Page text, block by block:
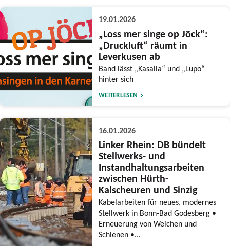
19.01.2026
„Loss mer singe op Jöck“:
„Druckluft“ räumt in
Leverkusen ab
Band lässt „Kasalla“ und „Lupo“
hinter sich
WEITERLESEN
16.01.2026
Linker Rhein: DB bündelt
Stellwerks- und
Instandhaltungsarbeiten
zwischen Hürth-
Kalscheuren und Sinzig
Kabelarbeiten für neues, modernes
Stellwerk in Bonn-Bad Godesberg •
Erneuerung von Weichen und
Schienen •...